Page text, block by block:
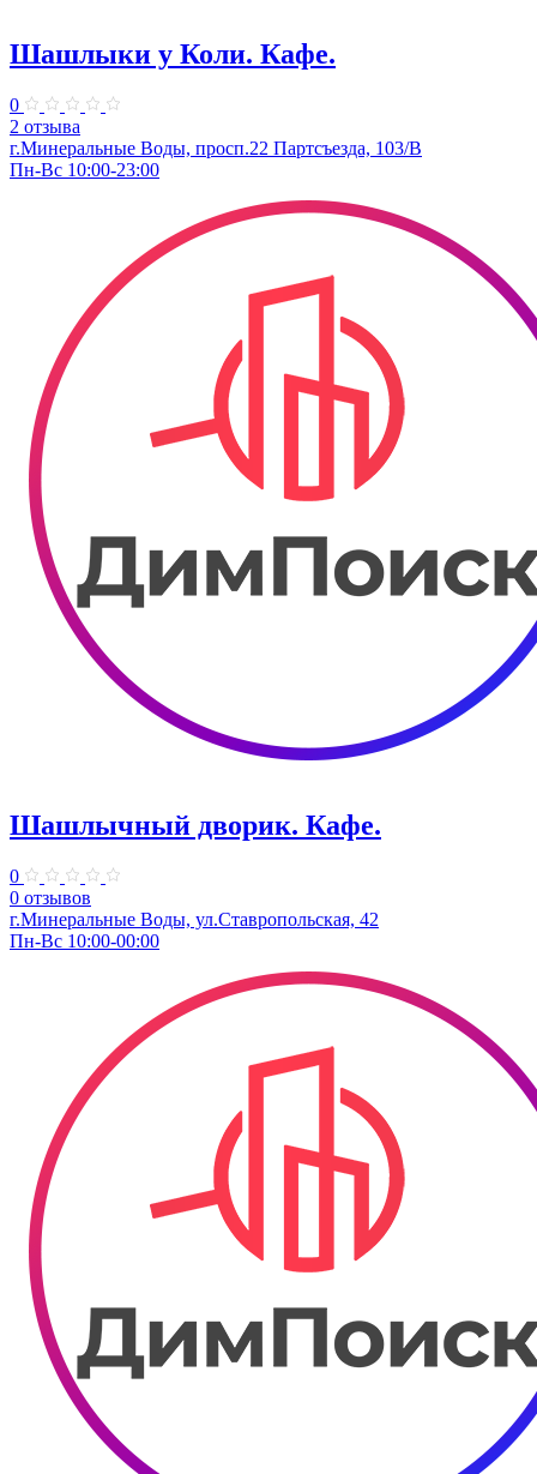
Шашлыки у Коли. Кафе.
0
2 отзыва
г.Минеральные Воды, просп.22 Партсъезда, 103/В
Пн-Вс 10:00-23:00
Шашлычный дворик. Кафе.
0
0 отзывов
г.Минеральные Воды, ул.Ставропольская, 42
Пн-Вс 10:00-00:00